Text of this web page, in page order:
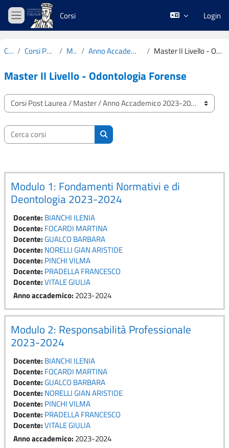
Vai al contenuto principale
Pannello laterale
Corsi Login
Corsi Corsi Post Laurea Master Anno Accademico 2023-2024 Master II Livello - Odontologia Forense
Master II Livello - Odontologia Forense
Categorie di corso
Cerca corsi
Cerca corsi
Modulo 1: Fondamenti Normativi e di
Deontologia 2023-2024
Docente: BIANCHI ILENIA
Docente: FOCARDI MARTINA
Docente:GUALCO BARBARA
Docente: NORELLI GIAN ARISTIDE
Docente: PINCHI VILMA
Docente: PRADELLA FRANCESCO
Docente:VITALE GIULIA
Anno accademico: 2023-2024
Modulo 2: Responsabilità Professionale
2023-2024
Docente: BIANCHI ILENIA
Docente: FOCARDI MARTINA
Docente:GUALCO BARBARA
Docente: NORELLI GIAN ARISTIDE
Docente: PINCHI VILMA
Docente: PRADELLA FRANCESCO
Docente:VITALE GIULIA
Anno accademico: 2023-2024